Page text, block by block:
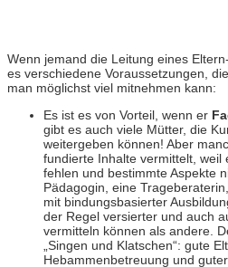
Wenn jemand die Leitung eines
es verschiedene Voraussetzungen,
man möglichst viel mitnehmen kann:
Es ist es von Vorteil, wenn er
gibt es auch viele Mütter, die
weitergeben können! Aber
fundierte Inhalte vermittelt, weil
fehlen und bestimmte Aspekte
Pädagogin, eine
mit bindungsbasierter
der Regel versierter und auch
vermitteln können als andere.
„Singen und Klatschen“: gute
Hebammenbetreuung und